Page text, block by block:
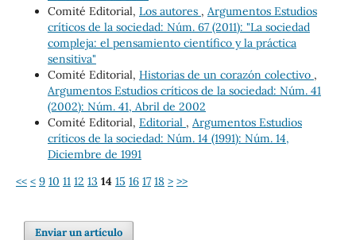
Comité Editorial, Los autores , Argumentos Estudios
críticos de la sociedad: Núm. 67 (2011): "La sociedad
compleja: el pensamiento científico y la práctica
sensitiva"
Comité Editorial, Historias de un corazón colectivo ,
Argumentos Estudios críticos de la sociedad: Núm. 41
(2002): Núm. 41, Abril de 2002
Comité Editorial, Editorial , Argumentos Estudios
críticos de la sociedad: Núm. 14 (1991): Núm. 14,
Diciembre de 1991
<< < 9 10 11 12 13 14 15 16 17 18 > >>
Enviar un artículo